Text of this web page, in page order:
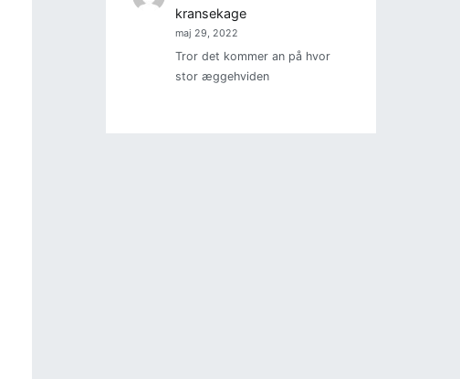
kransekage
maj 29, 2022
Tror det kommer an på hvor
stor æggehviden